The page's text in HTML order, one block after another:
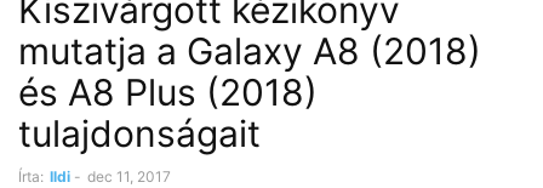
Kiszivárgott kézikönyv
mutatja a Galaxy A8 (2018)
és A8 Plus (2018)
tulajdonságait
Írta: Ildi - dec 11, 2017